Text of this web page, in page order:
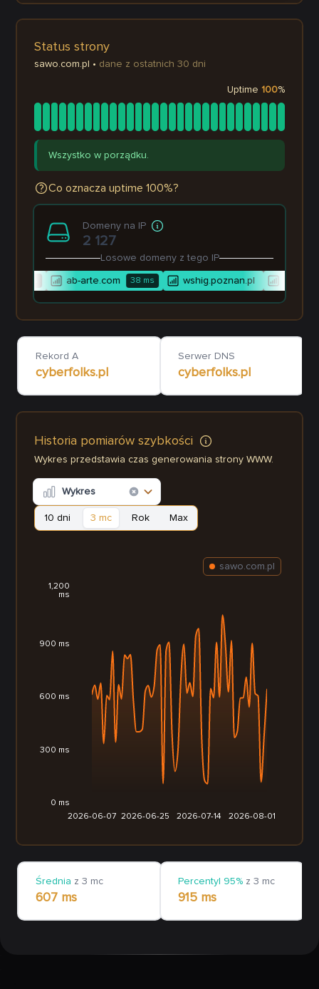
Status strony
sawo.com.pl • dane z ostatnich 30 dni
Uptime 100%
Wszystko w porządku.
Co oznacza uptime 100%?
Domeny na IP
2 127
Losowe domeny z tego IP
ab-arte.com 38ms wshig.poznan.pl
Rekord A
cyberfolks.pl
Serwer DNS
cyberfolks.pl
Historia pomiarów szybkości
Wykres przedstawia czas generowania strony WWW.
Wykres
10 dni 3 mc Rok Max
2026-06-07 2026-06-25 2026-07-14 2026-08-01
0 ms
300 ms
600 ms
900 ms
1,200
ms
sawo.com.pl
Średnia z 3 mc
607 ms
Percentyl 95% z 3 mc
915 ms